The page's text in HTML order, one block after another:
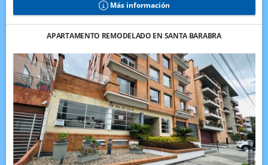
Más información
APARTAMENTO REMODELADO EN SANTA BARABRA